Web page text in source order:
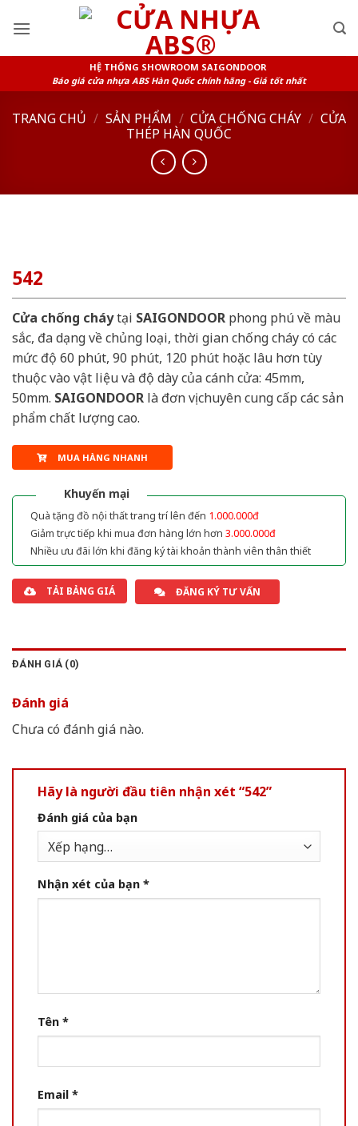
HỆ THỐNG SHOWROOM SAIGONDOOR
Báo giá cửa nhựa ABS Hàn Quốc chính hãng - Giá tốt nhất
TRANG CHỦ / SẢN PHẨM / CỬA CHỐNG CHÁY / CỬA
THÉP HÀN QUỐC
542
Cửa chống cháytại SAIGONDOOR phong phú về màu
sắc, đa dạng về chủng loại, thời gian chống cháy có các
mức độ 60 phút, 90 phút, 120 phút hoặc lâu hơn tùy
thuộc vào vật liệu và độ dày của cánh cửa: 45mm,
50mm. SAIGONDOOR là đơn vị chuyên cung cấp các sản
phẩm chất lượng cao.
MUA HÀNG NHANH
Khuyến mại
Quà tặng đồ nội thất trang trí lên đến 1.000.000đ
Giảm trực tiếp khi mua đơn hàng lớn hơn 3.000.000đ
Nhiều ưu đãi lớn khi đăng ký tài khoản thành viên thân thiết
TẢI BẢNG GIÁ ĐĂNG KÝ TƯ VẤN
ĐÁNH GIÁ (0)
Đánh giá
Chưa có đánh giá nào.
Hãy là người đầu tiên nhận xét “542”
Đánh giá của bạn
Nhận xét của bạn *
Tên *
Email *